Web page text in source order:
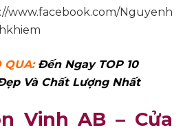
www.facebook.com/Nguyenh
QUA: Đến Ngay TOP 10
Và Chất Lượng Nhất
Vinh AB – Cửa